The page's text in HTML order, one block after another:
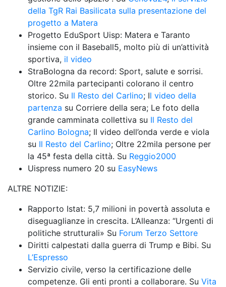
della TgR Rai Basilicata sulla presentazione del
progetto a Matera
Progetto EduSport Uisp: Matera e Taranto
insieme con il Baseball5, molto più di un’attività
sportiva, il video
StraBologna da record: Sport, salute e sorrisi.
Oltre 22mila partecipanti colorano il centro
storico. Su Il Resto del Carlino; Il video della
partenza su Corriere della sera; Le foto della
grande camminata collettiva su Il Resto del
Carlino Bologna; Il video dell’onda verde e viola
su Il Resto del Carlino; Oltre 22mila persone per
la 45ª festa della città. Su Reggio2000
Uispress numero 20 su EasyNews
ALTRE NOTIZIE:
Rapporto Istat: 5,7 milioni in povertà assoluta e
diseguaglianze in crescita. L’Alleanza: “Urgenti di
politiche strutturali» Su Forum Terzo Settore
L’Espresso
Servizio civile, verso la certificazione delle
competenze. Gli enti pronti a collaborare. Su Vita